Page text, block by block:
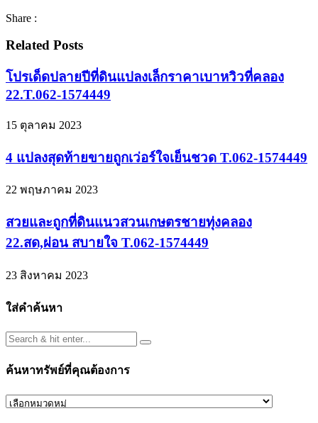
Share :
Related Posts
โปรเด็ดปลายปีที่ดินแปลงเล็กราคาเบาหวิวที่คลอง
22.T.062-1574449
15 ตุลาคม 2023
4 แปลงสุดท้ายขายถูกเว่อร์ใจเย็นชวด T.062-1574449
22 พฤษภาคม 2023
สวยและถูกที่ดินแนวสวนเกษตรชายทุ่งคลอง
22.สด,ผ่อน สบายใจ T.062-1574449
23 สิงหาคม 2023
ใส่คำค้นหา
ค้นหาทรัพย์ที่คุณต้องการ
ค้นหา